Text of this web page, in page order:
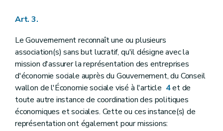
Art. 3.
Le Gouvernement reconnaît une ou plusieurs
association(s) sans but lucratif, qu'il désigne avec la
mission d'assurer la représentation des entreprises
d'économie sociale auprès du Gouvernement, du Conseil
wallon de l'Économie sociale visé à l'article 4et de
toute autre instance de coordination des politiques
économiques et sociales. Cette ou ces instance(s) de
représentation ont également pour missions: